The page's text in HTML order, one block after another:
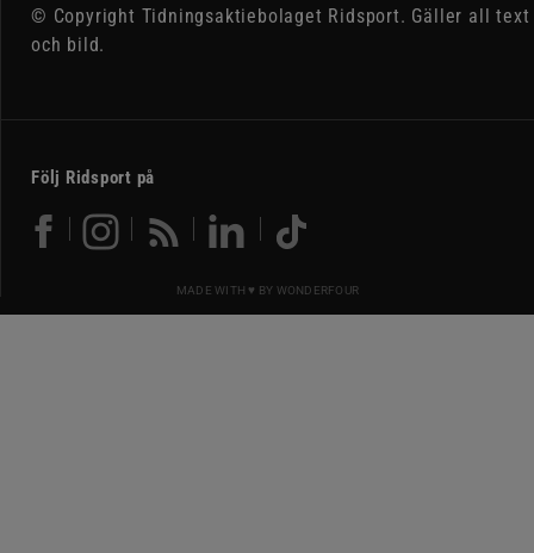
© Copyright Tidningsaktiebolaget Ridsport. Gäller all text
och bild.
Följ Ridsport på
MADE WITH ♥ BY WONDERFOUR